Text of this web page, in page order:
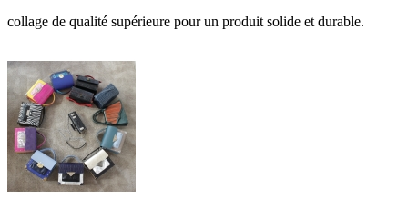
collage de qualité supérieure pour un produit solide et durable.